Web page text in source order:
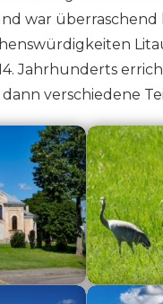
war überraschend
Jahrhunderts
verschiedene